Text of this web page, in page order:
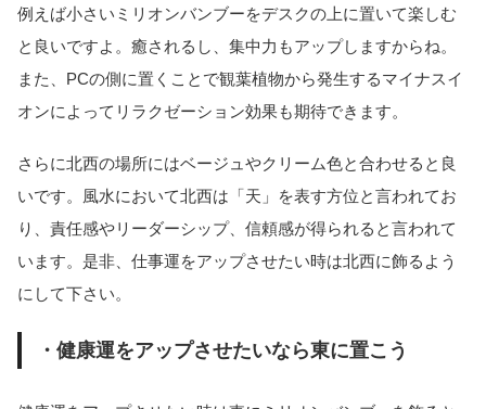
例えば小さいミリオンバンブーをデスクの上に置いて楽しむ
と良いですよ。癒されるし、集中力もアップしますからね。
また、PCの側に置くことで観葉植物から発生するマイナスイ
オンによってリラクゼーション効果も期待できます。
さらに北西の場所にはベージュやクリーム色と合わせると良
いです。風水において北西は「天」を表す方位と言われてお
り、責任感やリーダーシップ、信頼感が得られると言われて
います。是非、仕事運をアップさせたい時は北西に飾るよう
にして下さい。
・健康運をアップさせたいなら東に置こう